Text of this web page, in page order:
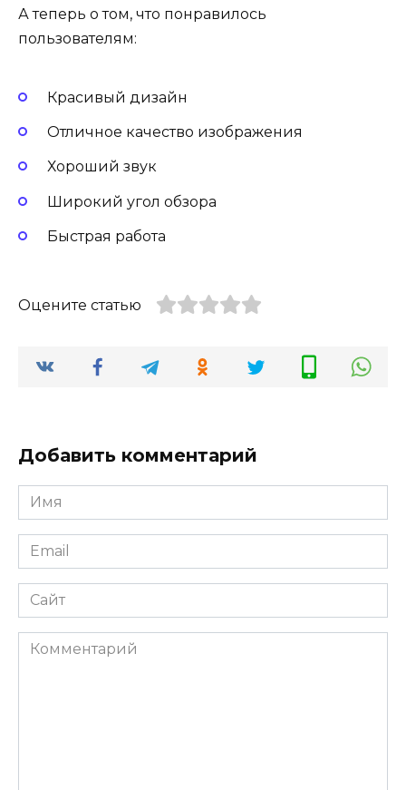
А теперь о том, что понравилось
пользователям:
Красивый дизайн
Отличное качество изображения
Хороший звук
Широкий угол обзора
Быстрая работа
Оцените статью
Добавить комментарий
Имя
Email
Сайт
Комментарий